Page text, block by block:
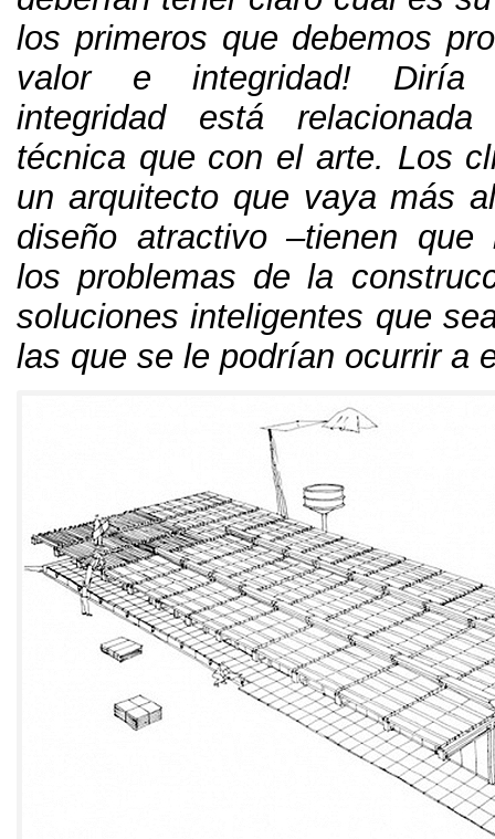
los primeros que debemos
valor e integridad! Diría
integridad está
técnica que con el arte. Los
un arquitecto que vaya más
diseño atractivo –tienen que
los problemas de la
soluciones inteligentes que
las que se le podrían ocurrir a